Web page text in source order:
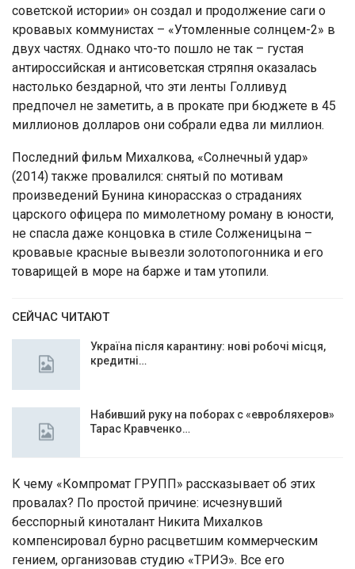
советской истории» он создал и продолжение саги о
кровавых коммунистах – «Утомленные солнцем-2» в
двух частях. Однако что-то пошло не так – густая
антироссийская и антисоветская стряпня оказалась
настолько бездарной, что эти ленты Голливуд
предпочел не заметить, а в прокате при бюджете в 45
миллионов долларов они собрали едва ли миллион.
Последний фильм Михалкова, «Солнечный удар»
(2014) также провалился: снятый по мотивам
произведений Бунина кинорассказ о страданиях
царского офицера по мимолетному роману в юности,
не спасла даже концовка в стиле Солженицына –
кровавые красные вывезли золотопогонника и его
товарищей в море на барже и там утопили.
СЕЙЧАС ЧИТАЮТ
Україна після карантину: нові робочі місця,
кредитні…
Набивший руку на поборах с «евробляхеров»
Тарас Кравченко…
К чему «Компромат ГРУПП» рассказывает об этих
провалах? По простой причине: исчезнувший
бесспорный киноталант Никита Михалков
компенсировал бурно расцветшим коммерческим
гением, организовав студию «ТРИЭ». Все его